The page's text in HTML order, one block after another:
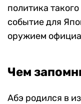
политика
событие для
оружием
Чем
Абэ родился в